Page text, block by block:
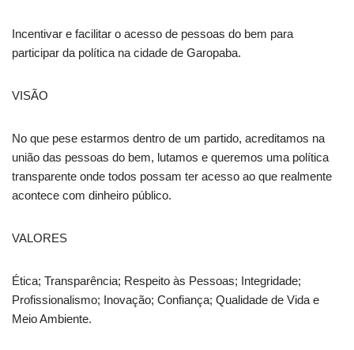
Incentivar e facilitar o acesso de pessoas do bem para
participar da política na cidade de Garopaba.
VISÃO
No que pese estarmos dentro de um partido, acreditamos na
união das pessoas do bem, lutamos e queremos uma política
transparente onde todos possam ter acesso ao que realmente
acontece com dinheiro público.
VALORES
Ética; Transparência; Respeito às Pessoas; Integridade;
Profissionalismo; Inovação; Confiança; Qualidade de Vida e
Meio Ambiente.